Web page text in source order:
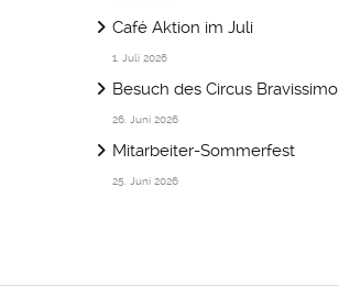
Café Aktion im Juli
1. Juli 2026
Besuch des Circus Bravissimo
26. Juni 2026
Mitarbeiter-Sommerfest
25. Juni 2026